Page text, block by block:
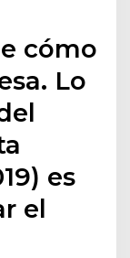
cómo
Lo
es
el